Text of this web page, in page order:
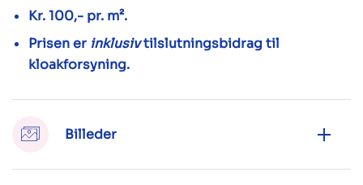
Kr. 100,- pr. m².
Prisen er inklusivtilslutningsbidrag til
kloakforsyning.
Billeder